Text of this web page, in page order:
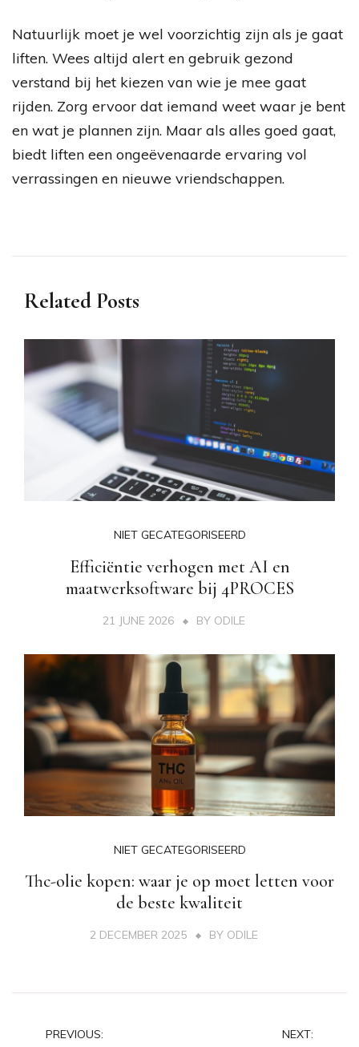
Natuurlijk moet je wel voorzichtig zijn als je gaat
liften. Wees altijd alert en gebruik gezond
verstand bij het kiezen van wie je mee gaat
rijden. Zorg ervoor dat iemand weet waar je bent
en wat je plannen zijn. Maar als alles goed gaat,
biedt liften een ongeëvenaarde ervaring vol
verrassingen en nieuwe vriendschappen.
Related Posts
NIET GECATEGORISEERD
Efficiëntie verhogen met AI en
maatwerksoftware bij 4PROCES
21 JUNE 2026 BY ODILE
NIET GECATEGORISEERD
Thc-olie kopen: waar je op moet letten voor
de beste kwaliteit
2 DECEMBER 2025 BY ODILE
Post
PREVIOUS: NEXT: